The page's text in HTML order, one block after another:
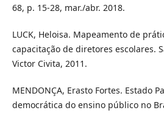
68, p. 15-28, mar./abr. 2018.
LUCK, Heloisa. Mapeamento de
capacitação de diretores escolares.
Victor Civita, 2011.
MENDONÇA, Erasto Fortes. Estado
democrática do ensino público no